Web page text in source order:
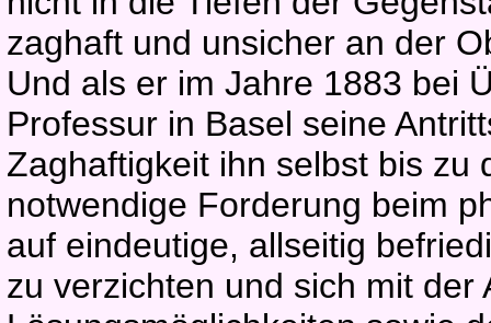
zaghaft und unsicher an der
Und als er im Jahre 1883 bei
Professur in Basel seine
Zaghaftigkeit ihn selbst bis zu
notwendige Forderung beim
auf eindeutige, allseitig
zu verzichten und sich mit